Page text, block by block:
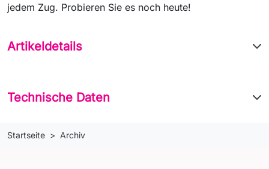
jedem Zug. Probieren Sie es noch heute!
Artikeldetails
Technische Daten
Startseite Archiv